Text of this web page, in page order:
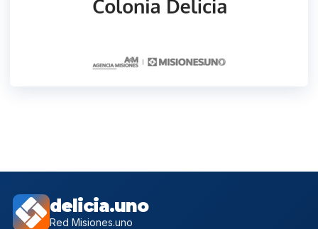
delicia.uno
Red Misiones.uno